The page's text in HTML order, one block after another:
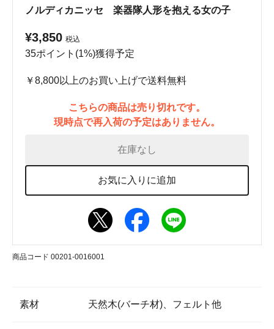
ノルディカニッセ 楽器隊人形を抱える女の子
¥3,850 税込
35ポイント(1%)獲得予定
￥8,800以上のお買い上げで送料無料
こちらの商品は売り切れです。
現時点で再入荷の予定はありません。
在庫なし
お気に入りに追加
商品コード 00201-0016001
素材 天然木(バーチ材)、フェルト他